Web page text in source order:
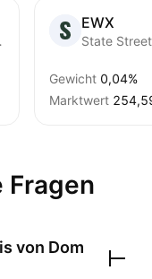
A
EWX
Gewicht 0,04%
Marktwert
von Dom